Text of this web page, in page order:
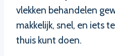
vlekken behandelen
makkelijk, snel, en iets
thuis kunt doen.